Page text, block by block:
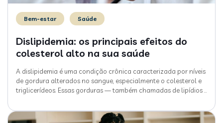
Bem-estar Saúde
Dislipidemia: os principais efeitos do
colesterol alto na sua saúde
A dislipidemia é uma condição crônica caracterizada por níveis
de gordura alterados no sangue, especialmente o colesterol e
triglicerídeos. Essas gorduras — também chamadas de lipídios